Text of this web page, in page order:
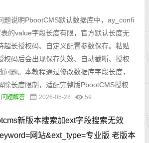
题说明PbootCMS默认数据库中，ay_confi
的value字段长度有限，官方默认长度无
超长授权码、自定义配置参数保存。粘贴
权码后会出现保存失效、自动截断、授权
问题。本教程通过修改数据库字段长度，
除长度限制，适配完整版PbootCMS授权
问题解答 2026-05-28 59
新版本搜索加ext字段搜索无效
网站&ext_type=专业版 老版本